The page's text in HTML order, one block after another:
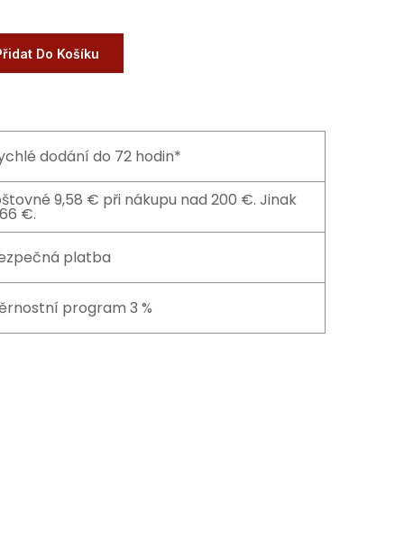
Do Košíku
dodání do 72 hodin*
9,58 € při nákupu nad 200 €. Jinak
€.
platba
program 3 %